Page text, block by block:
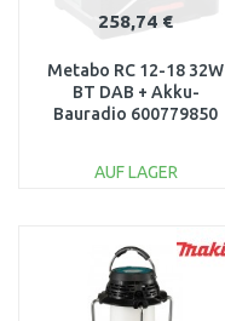
258,74 €
Metabo RC 12-18 32W
BT DAB + Akku-
Bauradio 600779850
AUF LAGER
Vergleichen